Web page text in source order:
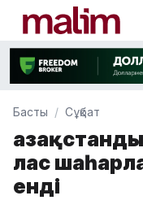
Басты Сұқбат
лас
енді